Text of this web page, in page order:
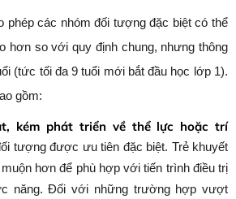
phép các nhóm đối tượng đặc biệt có thể
hơn so với quy định chung, nhưng thông
(tức tối đa 9 tuổi mới bắt đầu học lớp 1).
gồm:
kém phát triển về thể lực hoặc trí
tượng được ưu tiên đặc biệt. Trẻ khuyết
hơn để phù hợp với tiến trình điều trị
năng. Đối với những trường hợp vượt